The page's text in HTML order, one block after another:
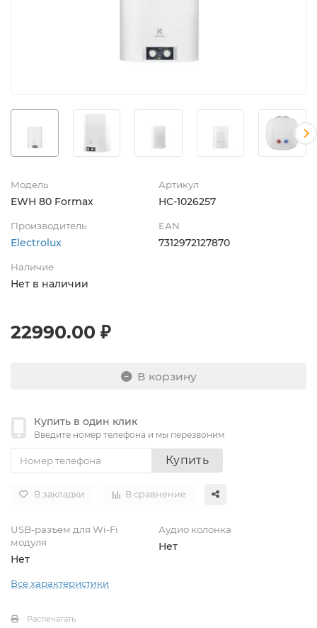
Модель
EWH 80 Formax
Артикул
НС-1026257
Производитель
Electrolux
EAN
7312972127870
Наличие
Нет в наличии
22990.00 ₽
В корзину
Купить в один клик
Введите номер телефона и мы перезвоним
Купить
В закладки В сравнение
USB-разъем для Wi-Fi
модуля
Нет
Аудио колонка
Нет
Все характеристики
Распечатать